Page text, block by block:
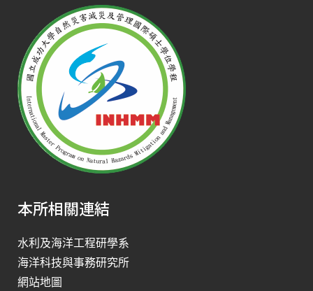
本所相關連結
水利及海洋工程研學系
海洋科技與事務研究所
網站地圖